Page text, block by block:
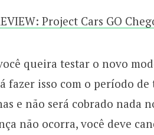
Project Cars GO
queira testar o novo
fazer isso com o período
e não será cobrado nada
não ocorra, você deve